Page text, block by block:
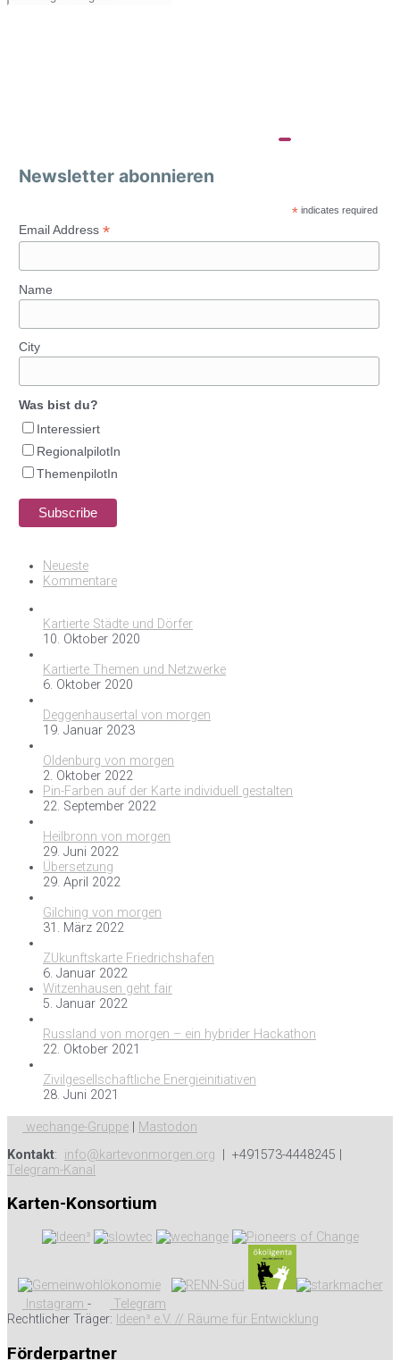
Newsletter abonnieren
* indicates required
Email Address *
Name
City
Was bist du?
Interessiert
RegionalpilotIn
ThemenpilotIn
Neueste
Kommentare
Kartierte Städte und Dörfer
10. Oktober 2020
Kartierte Themen und Netzwerke
6. Oktober 2020
Deggenhausertal von morgen
19. Januar 2023
Oldenburg von morgen
2. Oktober 2022
Pin-Farben auf der Karte individuell gestalten
22. September 2022
Heilbronn von morgen
29. Juni 2022
Übersetzung
29. April 2022
Gilching von morgen
31. März 2022
ZUkunftskarte Friedrichshafen
6. Januar 2022
Witzenhausen geht fair
5. Januar 2022
Russland von morgen – ein hybrider Hackathon
22. Oktober 2021
Zivilgesellschaftliche Energieinitiativen
28. Juni 2021
wechange-Gruppe
Mastodon
Kontakt: info@kartevonmorgen.org | +491573-4448245 |
Telegram-Kanal
Karten-Konsortium
Instagram -
Telegram
Rechtlicher Träger: Ideen³ e.V. // Räume für Entwicklung
Förderpartner